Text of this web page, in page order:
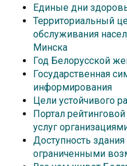
Единые дни
Территориальный
обслуживания
Минска
Год Белорусской
Государственная
информирования
Цели устойчивого
Портал
услуг
Доступность
ограниченными